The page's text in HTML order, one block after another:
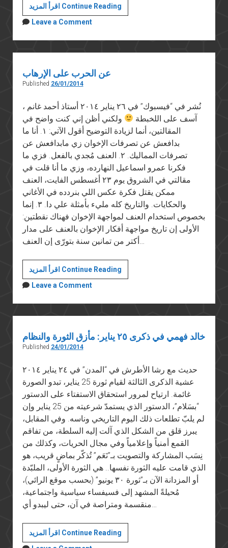
اقرأ المزيد Continue Readingلماذا
سننتصر:
مستمرة
Leave a Comment
عن الحرب على الإرهاب
Published 26/01/2014
نُشر في “فيسبوك” في ٢٦ يناير ٢٠١٤ أستاذ أحمد غانم ،
آسف على اللخبطة
ولكني أظن إني كنت واضح في
المقالتين، أنما لزيادة التوضيح أقول الآتي: ١. أنا ما
بدافعش عن تصرفات الإخوان زي مابدافعش عن
تصرفات المماليك. ٢. العنف مُجدي بالفعل. فزي ما
فكرنا عمرو اسماعيل النهارده، وزي ما أنا قلت في
مقالتي في الشروق يوم ٢٣ أغسطس الفايت، العنف
ممكن يقتل فكرة عكس اللي بنردده في الأغاني
والحكايات. والتاريخ كله مليء بأمثلة علي دا. ٣. إنما
بخصوص استخدام العنف لمواجهة الإخوان فهناك نقطتين:
الأولى إن تاريخ مواجهة أفكار الإخوان بالعنف على مدار
اقرأ المزيد Continue Readingعن
الحرب
الإرهاب
Leave a Comment
خالد فهمي في ذكرى ٢٥ يناير: مأزق الثورة والنظام
Published 24/01/2014
حديث مع رشا الأطرش في “المدن” في ٢٤ يناير ٢٠١٤
عشية الذكرى الثالثة لقيام ثورة 25 يناير، تبدو الصورة
غائمة. ارتياح لمرور استحقاق الاستفتاء على الدستور
“بسَلام”، الدستور الذي يستمدّ شرعيته من 25 يناير وإن
لم يلبّ تطلعات ذلك اليوم التاريخي وناسه. وفي المقابل،
يبرز قلق من الشكل الذي آلت إليه السلطة، من تفاقم
القمع أمنياً وإعلامياً وفي مجال الحريات، وكذلك من
نِسَب المشاركة والتصويت بـ”نَعَم” تُذكّر بماضٍ قريب، هو
الذي قامت عليه الثورة نفسها.. هي الثورة الأولى، الملبّدة
أو المزدانة الآن بـ”ثورة ٣٠ يونيو” (بحسب موقع الرائي)،
مُحيلةً المشهد إلى فسيفساء سياسية واجتماعية،
اقرأ المزيد Continue Readingخالد
فهمي